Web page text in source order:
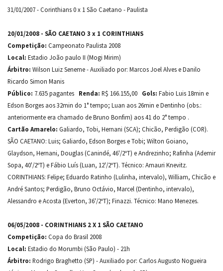
31/01/2007 - Corinthians 0 x 1 São Caetano - Paulista
20/01/2008 - SÃO CAETANO 3 x 1 CORINTHIANS
Competição: Campeonato Paulista 2008
Local: Estadio João paulo II (Mogi Mirim)
Árbitro: Wilson Luiz Seneme - Auxiliado por: Marcos Joel Alves e Danilo
Ricardo Simon Manis
Público: 7.635 pagantes Renda: R$ 166.155,00 Gols: Fabio Luis 18min e
Edson Borges aos 32min do 1° tempo; Luan aos 26min e Dentinho (obs.:
anteriormente era chamado de Bruno Bonfim) aos 41 do 2° tempo .
Cartão Amarelo: Galiardo, Tobi, Hernani (SCA); Chicão, Perdigão (COR).
SÃO CAETANO: Luis; Galiardo, Edson Borges e Tobi; Wilton Goiano,
Glaydson, Hernani, Douglas (Canindé, 46'/2ºT) e Andrezinho; Rafinha (Ademir
Sopa, 40'/2ºT) e Fábio Luís (Luan, 12'/2ºT). Técnico: Amauri Knevitz.
CORINTHIANS: Felipe; Eduardo Ratinho (Lulinha, intervalo), William, Chicão e
André Santos; Perdigão, Bruno Octávio, Marcel (Dentinho, intervalo),
Alessandro e Acosta (Everton, 36'/2ºT); Finazzi. Técnico: Mano Menezes.
06/05/2008 - CORINTHIANS 2 X 1 SÃO CAETANO
Competição: Copa do Brasil 2008
Local: Estadio do Morumbi (São Paulo) - 21h
Árbitro: Rodrigo Braghetto (SP) - Auxiliado por: Carlos Augusto Nogueira